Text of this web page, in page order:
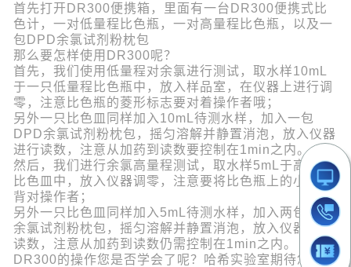
首先打开DR300便携箱，里面有一台DR300便携式比
色计，一对低量程比色瓶，一对高量程比色瓶，以及一
包DPD余氯试剂粉枕包
那么要怎样使用DR300呢？
首先，我们使用低量程对余氯进行测试，取水样10mL
于一只低量程比色瓶中，放入样品室，在仪器上进行调
零，注意比色瓶的菱形标志要对着操作者哦；
另外一只比色皿同样加入10mL待测水样，加入一包
DPD余氯试剂粉枕包，摇匀溶解并静置消泡，放入仪器
进行读数，注意从加药到读数要控制在1min之内。
然后，我们进行余氯高量程测试，取水样5mL于高量程
比色皿中，放入仪器调零，注意要将比色瓶上的小三角
背对操作者；
另外一只比色皿同样加入5mL待测水样，加入两包DPD
余氯试剂粉枕包，摇匀溶解并静置消泡，放入仪器进行
读数，注意从加药到读数仍需控制在1min之内。
DR300的操作您是否学会了呢？哈希实验室期待您的反